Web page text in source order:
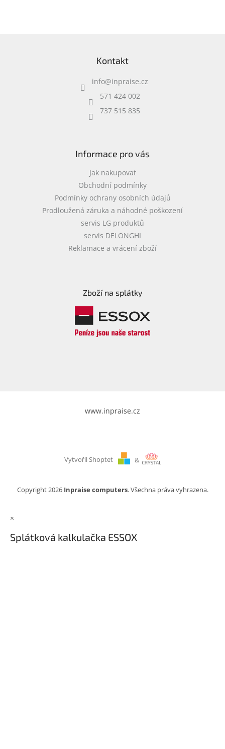
Kontakt
info@inpraise.cz
571 424 002
737 515 835
Informace pro vás
Jak nakupovat
Obchodní podmínky
Podmínky ochrany osobních údajů
Prodloužená záruka a náhodné poškození
servis LG produktů
servis DELONGHI
Reklamace a vrácení zboží
Zboží na splátky
www.inpraise.cz
Vytvořil Shoptet &
Copyright 2026 Inpraise computers. Všechna práva vyhrazena.
×
Splátková kalkulačka ESSOX